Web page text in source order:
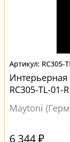
RC305-
Интерьерная
RC305-TL-01-R
Maytoni
6 344 ₽